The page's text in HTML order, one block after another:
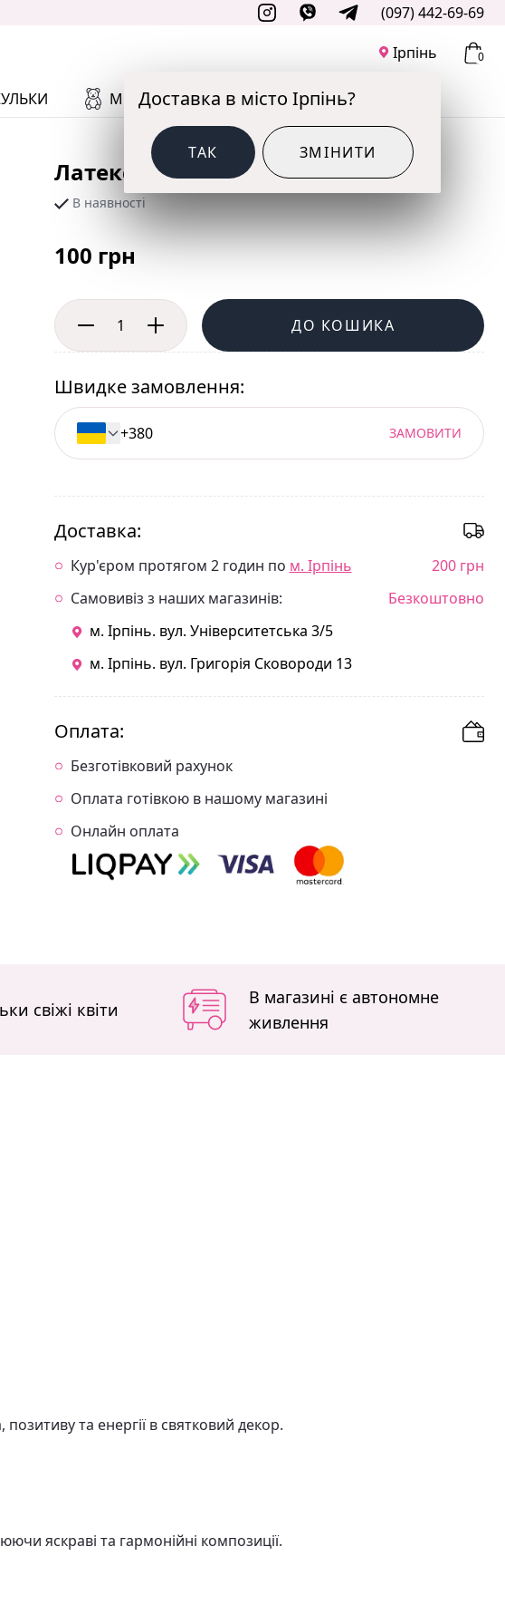
(097) 442-69-69
Ірпінь
Доставка в місто Ірпінь?
ТАК ЗМІНИТИ
0
М'ЯКІ ІГРАШКИ ДО СВЯТА
Латексна куля Пастель Жовтий
В наявності
100 грн
ДО КОШИКА
Швидке замовлення:
ЗАМОВИТИ
Доставка:
Кур'єром протягом 2 годин по м. Ірпінь
200 грн
Самовивіз з наших магазинів:
Безкоштовно
м. Ірпінь. вул. Університетська 3/5
м. Ірпінь. вул. Григорія Сковороди 13
Оплата:
Безготівковий рахунок
Оплата готівкою в нашому магазині
Онлайн оплата
свіжі квіти
В магазині є автономне
живлення
та енергії в святковий декор.
яскраві та гармонійні композиції.